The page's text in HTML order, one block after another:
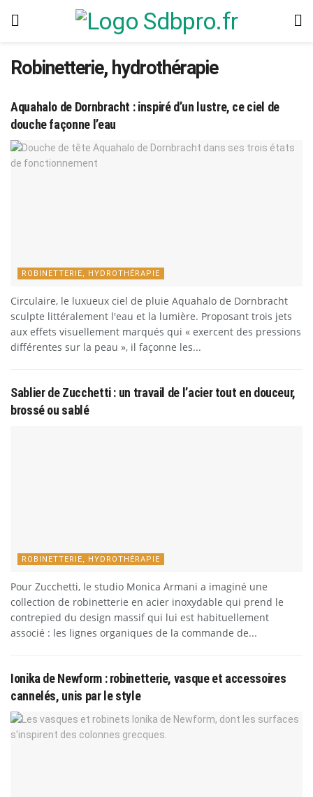
Robinetterie, hydrothérapie
Aquahalo de Dornbracht : inspiré d’un lustre, ce ciel de
douche façonne l’eau
ROBINETTERIE, HYDROTHÉRAPIE
Circulaire, le luxueux ciel de pluie Aquahalo de Dornbracht
sculpte littéralement l'eau et la lumière. Proposant trois jets
aux effets visuellement marqués qui « exercent des pressions
différentes sur la peau », il façonne les...
Sablier de Zucchetti : un travail de l’acier tout en douceur,
brossé ou sablé
ROBINETTERIE, HYDROTHÉRAPIE
Pour Zucchetti, le studio Monica Armani a imaginé une
collection de robinetterie en acier inoxydable qui prend le
contrepied du design massif qui lui est habituellement
associé : les lignes organiques de la commande de...
Ionika de Newform : robinetterie, vasque et accessoires
cannelés, unis par le style